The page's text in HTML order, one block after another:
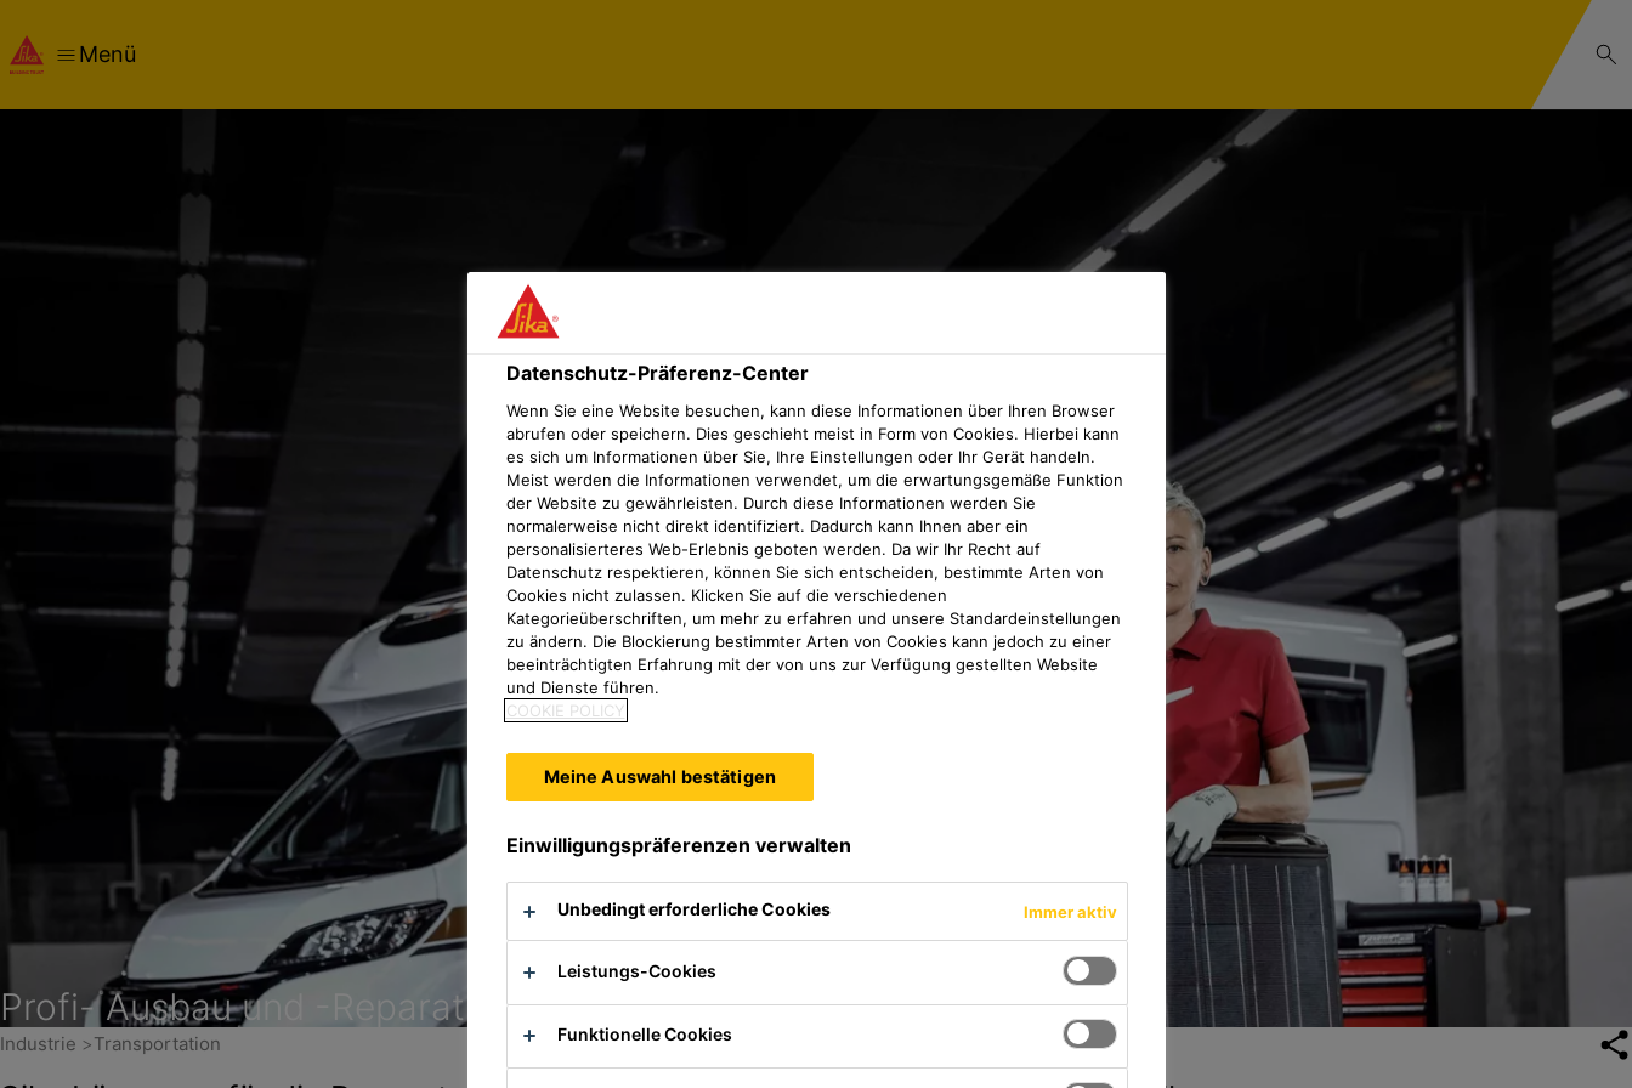
Menü
Profi- Ausbau und -Repara­tur Caravan
Industrie Transportation
Datenschutz-Präferenz-Center
Wenn Sie eine Website besuchen, kann diese Informationen über Ihren Browser
abrufen oder speichern. Dies geschieht meist in Form von Cookies. Hierbei kann
es sich um Informationen über Sie, Ihre Einstellungen oder Ihr Gerät handeln.
Meist werden die Informationen verwendet, um die erwartungsgemäße Funktion
der Website zu gewährleisten. Durch diese Informationen werden Sie
normalerweise nicht direkt identifiziert. Dadurch kann Ihnen aber ein
personalisierteres Web-Erlebnis geboten werden. Da wir Ihr Recht auf
Datenschutz respektieren, können Sie sich entscheiden, bestimmte Arten von
Cookies nicht zulassen. Klicken Sie auf die verschiedenen
Kategorieüberschriften, um mehr zu erfahren und unsere Standardeinstellungen
zu ändern. Die Blockierung bestimmter Arten von Cookies kann jedoch zu einer
beeinträchtigten Erfahrung mit der von uns zur Verfügung gestellten Website
und Dienste führen.
COOKIE POLICY
Meine Auswahl bestätigen
Einwilligungspräferenzen verwalten
Unbedingt erforderliche Cookies Immer aktiv
Leistungs-Cookies
Funktionelle Cookies